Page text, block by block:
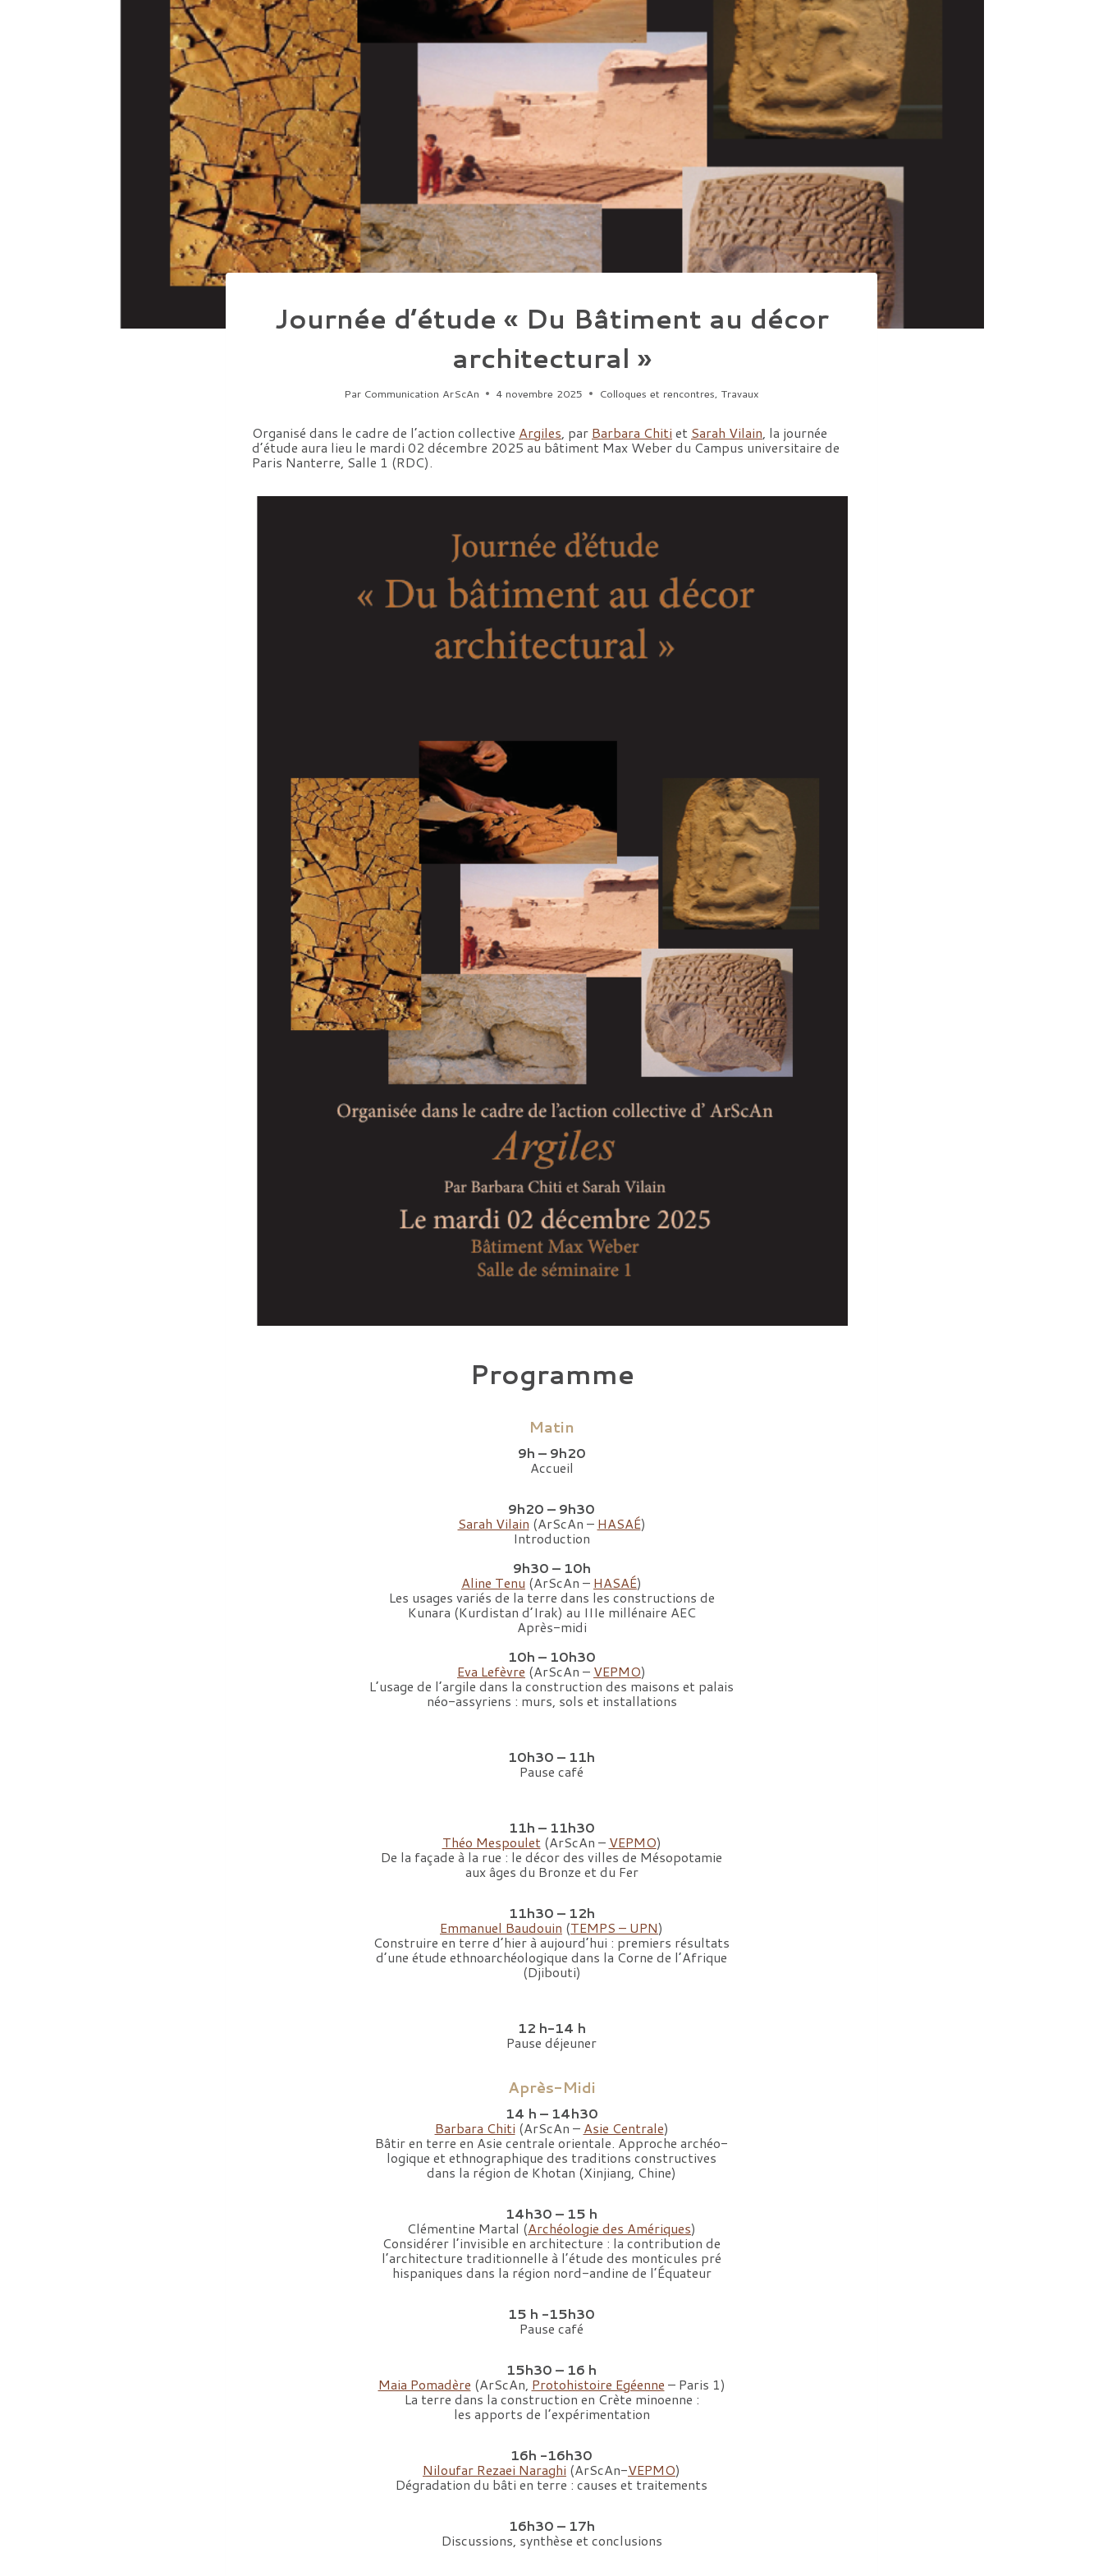
Journée d’étude « Du Bâtiment au décor
architectural »
Par Communication ArScAn 4 novembre 2025 Colloques et rencontres,Travaux
Organisé dans le cadre de l’action collective Argiles, par Barbara Chiti et Sarah Vilain, la journée
d’étude aura lieu le mardi 02 décembre 2025 au bâtiment Max Weber du Campus universitaire de
Paris Nanterre, Salle 1 (RDC).
Programme
Matin
9h – 9h20
Accueil
9h20 – 9h30
Sarah Vilain (ArScAn – HASAÉ)
Introduction
9h30 – 10h
Aline Tenu (ArScAn – HASAÉ)
Les usages variés de la terre dans les constructions de
Kunara (Kurdistan d’Irak) au IIIe millénaire AEC
Après-midi
10h – 10h30
Eva Lefèvre (ArScAn – VEPMO)
L’usage de l’argile dans la construction des maisons et palais
néo-assyriens : murs, sols et installations
10h30 – 11h
Pause café
11h – 11h30
Théo Mespoulet(ArScAn – VEPMO)
De la façade à la rue : le décor des villes de Mésopotamie
aux âges du Bronze et du Fer
11h30 – 12h
Emmanuel Baudouin (TEMPS – UPN)
Construire en terre d’hier à aujourd’hui : premiers résultats
d’une étude ethnoarchéologique dans la Corne de l’Afrique
(Djibouti)
12 h-14 h
Pause déjeuner
Après-Midi
14 h – 14h30
Barbara Chiti (ArScAn – Asie Centrale)
Bâtir en terre en Asie centrale orientale. Approche archéo-
logique et ethnographique des traditions constructives
dans la région de Khotan (Xinjiang, Chine)
14h30 – 15 h
Clémentine Martal (Archéologie des Amériques)
Considérer l’invisible en architecture : la contribution de
l’architecture traditionnelle à l’étude des monticules pré
hispaniques dans la région nord-andine de l’Équateur
15 h -15h30
Pause café
15h30 – 16 h
Maia Pomadère (ArScAn, Protohistoire Egéenne – Paris 1)
La terre dans la construction en Crète minoenne :
les apports de l’expérimentation
16h -16h30
Niloufar Rezaei Naraghi (ArScAn-VEPMO)
Dégradation du bâti en terre : causes et traitements
16h30 – 17h
Discussions, synthèse et conclusions